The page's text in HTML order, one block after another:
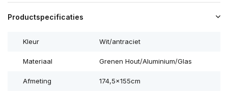
Productspecificaties
Kleur Wit/antraciet
Materiaal Grenen Hout/Aluminium/Glas
Afmeting 174,5×155cm